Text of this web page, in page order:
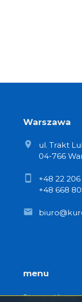
Warszawa
ul. Trakt
04-766
+48 22
+48 668
menu
Strona główna